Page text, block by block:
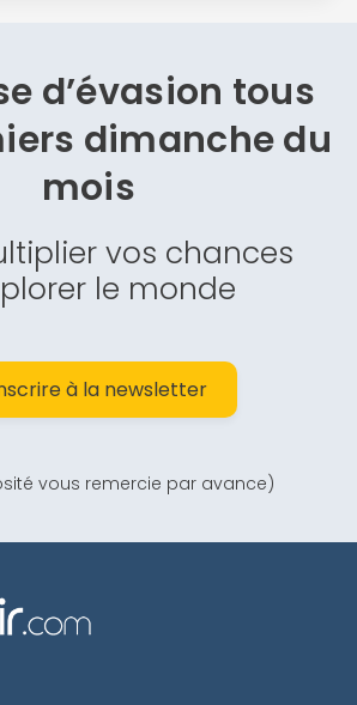
d’évasion tous
dimanche du
mois
vos chances
le monde
à la newsletter
vous remercie par avance)